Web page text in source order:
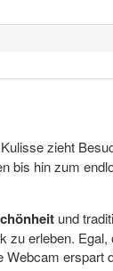
zieht
bis hin zum
und
zu erleben. Egal,
Webcam erspart